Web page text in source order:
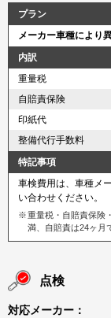
プラン
メーカー車種により
内訳
重量税
自賠責保険
印紙代
整備代行手数料
特記事項
車検費用は、車種メ
い合わせください。
重量税・自賠責保険
満、自賠責は24ヶ月
点検
対応メーカー：